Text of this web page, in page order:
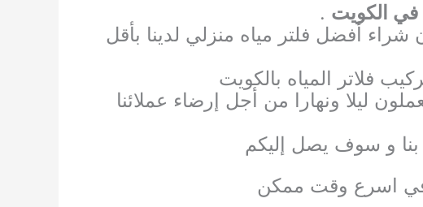
في الكويت .
أفضل فلتر مياه منزلي لدينا بأقل
فلاتر المياه بالكويت
ليلا ونهارا من أجل إرضاء عملائنا
بنا و سوف يصل إليكم
في اسرع وقت ممكن